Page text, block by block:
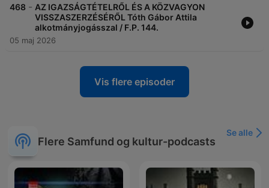
468 - AZ IGAZSÁGTÉTELRŐL ÉS A KÖZVAGYON
VISSZASZERZÉSÉRŐL Tóth Gábor Attila
alkotmányjogásszal / F.P. 144.
05 maj 2026
Vis flere episoder
Flere Samfund og kultur-podcasts
Se alle